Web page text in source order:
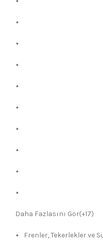
Daha Fazlasını Gör(+17)
Frenler, Tekerlekler ve